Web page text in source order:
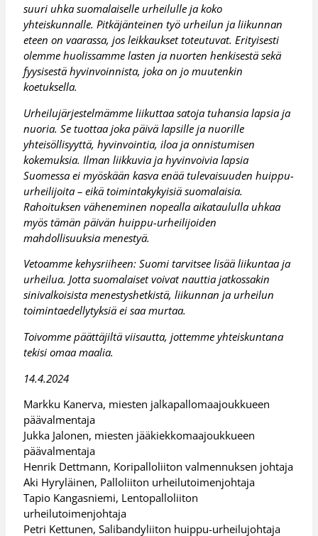
suuri uhka suomalaiselle urheilulle ja koko
yhteiskunnalle. Pitkäjänteinen työ urheilun ja liikunnan
eteen on vaarassa, jos leikkaukset toteutuvat. Erityisesti
olemme huolissamme lasten ja nuorten henkisestä sekä
fyysisestä hyvinvoinnista, joka on jo muutenkin
koetuksella.
Urheilujärjestelmämme liikuttaa satoja tuhansia lapsia ja
nuoria. Se tuottaa joka päivä lapsille ja nuorille
yhteisöllisyyttä, hyvinvointia, iloa ja onnistumisen
kokemuksia. Ilman liikkuvia ja hyvinvoivia lapsia
Suomessa ei myöskään kasva enää tulevaisuuden huippu-
urheilijoita – eikä toimintakykyisiä suomalaisia.
Rahoituksen väheneminen nopealla aikataululla uhkaa
myös tämän päivän huippu-urheilijoiden
mahdollisuuksia menestyä.
Vetoamme kehysriiheen: Suomi tarvitsee lisää liikuntaa ja
urheilua. Jotta suomalaiset voivat nauttia jatkossakin
sinivalkoisista menestyshetkistä, liikunnan ja urheilun
toimintaedellytyksiä ei saa murtaa.
Toivomme päättäjiltä viisautta, jottemme yhteiskuntana
tekisi omaa maalia.
14.4.2024
Markku Kanerva, miesten jalkapallomaajoukkueen
päävalmentaja
Jukka Jalonen, miesten jääkiekkomaajoukkueen
päävalmentaja
Henrik Dettmann, Koripalloliiton valmennuksen johtaja
Aki Hyryläinen, Palloliiton urheilutoimenjohtaja
Tapio Kangasniemi, Lentopalloliiton
urheilutoimenjohtaja
Petri Kettunen, Salibandyliiton huippu-urheilujohtaja